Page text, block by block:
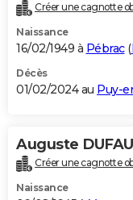
Créer une cagnotte
Naissance
16/02/1949 à Pébrac(
Décès
01/02/2024 au Puy-
Auguste
Créer une cagnotte
Naissance